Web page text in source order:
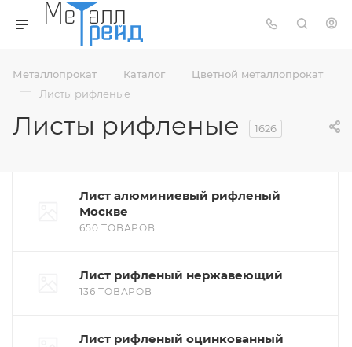
Металлопрокат — Каталог — Цветной металлопрокат
— Листы рифленые
Листы рифленые 1626
Лист алюминиевый рифленый
Москве
650 ТОВАРОВ
Лист рифленый нержавеющий
136 ТОВАРОВ
Лист рифленый оцинкованный